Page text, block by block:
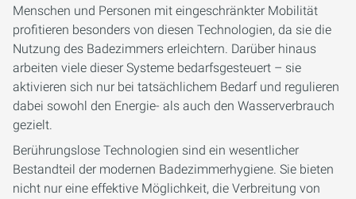
Menschen und Personen mit eingeschränkter Mobilität
profitieren besonders von diesen Technologien, da sie die
Nutzung des Badezimmers erleichtern. Darüber hinaus
arbeiten viele dieser Systeme bedarfsgesteuert – sie
aktivieren sich nur bei tatsächlichem Bedarf und regulieren
dabei sowohl den Energie- als auch den Wasserverbrauch
gezielt.
Berührungslose Technologien sind ein wesentlicher
Bestandteil der modernen Badezimmerhygiene. Sie bieten
nicht nur eine effektive Möglichkeit, die Verbreitung von